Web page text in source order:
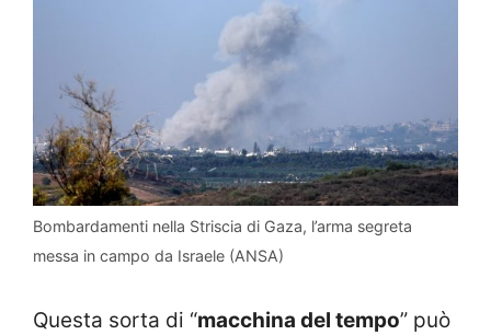
Bombardamenti nella Striscia di Gaza, l’arma segreta
messa in campo da Israele (ANSA)
Questa sorta di “macchina del tempo” può